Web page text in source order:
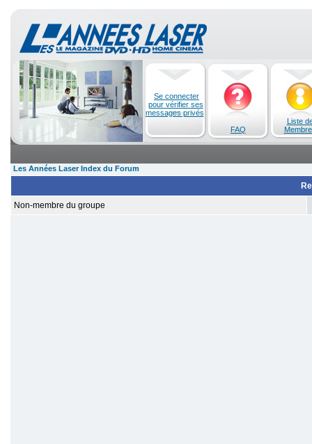
Se connecter
pour vérifier ses
messages privés
FAQ
Liste
Les Années Laser Index du Forum
Non-membre du groupe